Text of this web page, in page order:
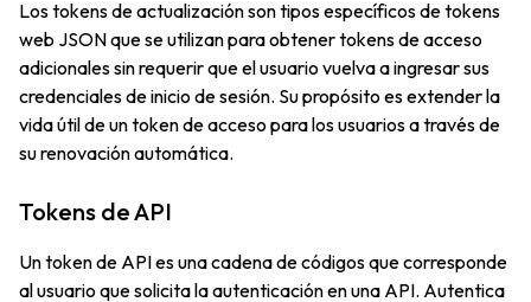
Los tokens de actualización son tipos específicos de tokens
web JSON que se utilizan para obtener tokens de acceso
adicionales sin requerir que el usuario vuelva a ingresar sus
credenciales de inicio de sesión. Su propósito es extender la
vida útil de un token de acceso para los usuarios a través de
su renovación automática.
Tokens de API
Un token de API es una cadena de códigos que corresponde
al usuario que solicita la autenticación en una API. Autentica